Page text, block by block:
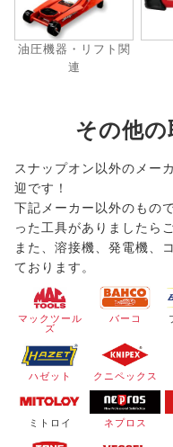
油圧機器・リフト関
連
その他
スナップオン以外のメー
迎です！
下記メーカー以外のもの
った工具がありましたら
また、溶接機、発電機、
ております。
マックツール
ズ
バーコ
ハゼット クニペックス
ミトロイ ネプロス